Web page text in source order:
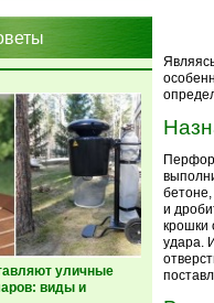
уличные
виды и
и
крошки
удара.